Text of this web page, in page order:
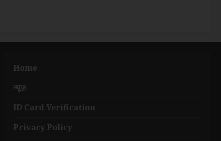
Home
न्यूज़
ID Card Verification
Privacy Policy